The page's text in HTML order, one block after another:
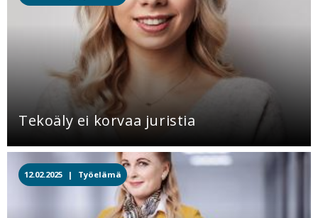
Tekoäly ei korvaa juristia
12.02.2025 | Työelämä